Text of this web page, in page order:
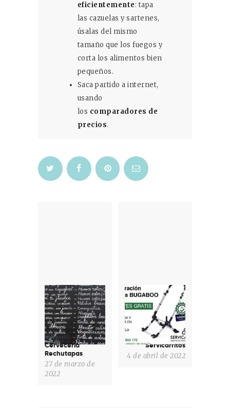
eficientemente: tapa
las cazuelas y sartenes,
úsalas del mismo
tamaño que los fuegos y
corta los alimentos bien
pequeños.
Saca partido a internet,
usando
los comparadores de
precios.
Previous
post:
Cervecería
Rechutapas
27 de marzo de
2022
Next
post:
Servicarritos
4 de abril de 2022